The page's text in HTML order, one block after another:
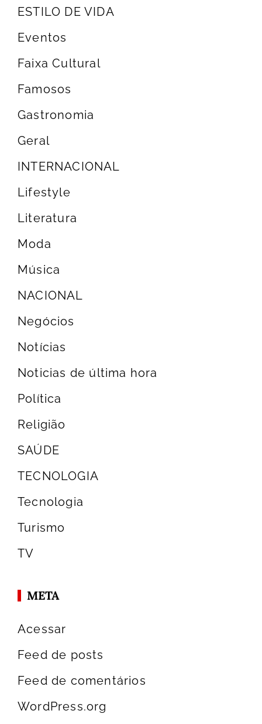
ESTILO DE VIDA
Eventos
Faixa Cultural
Famosos
Gastronomia
Geral
INTERNACIONAL
Lifestyle
Literatura
Moda
Música
NACIONAL
Negócios
Notícias
Noticias de última hora
Política
Religião
SAÚDE
TECNOLOGIA
Tecnologia
Turismo
TV
META
Acessar
Feed de posts
Feed de comentários
WordPress.org